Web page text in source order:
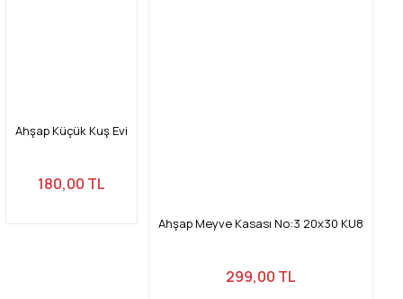
Bu ürüne benzer farklı alternatifler olmalı.
Ahşap Küçük Kuş Evi
180,00 TL
Ahşap Meyve Kasası No:3 20x30 KU8
299,00 TL